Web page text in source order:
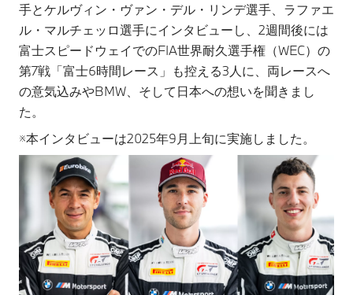
手とケルヴィン・ヴァン・デル・リンデ選手、ラファエ
ル・マルチェッロ選手にインタビューし、2週間後には
富士スピードウェイでのFIA世界耐久選手権（WEC）の
第7戦「富士6時間レース」も控える3人に、両レースへ
の意気込みやBMW、そして日本への想いを聞きまし
た。
※本インタビューは2025年9月上旬に実施しました。